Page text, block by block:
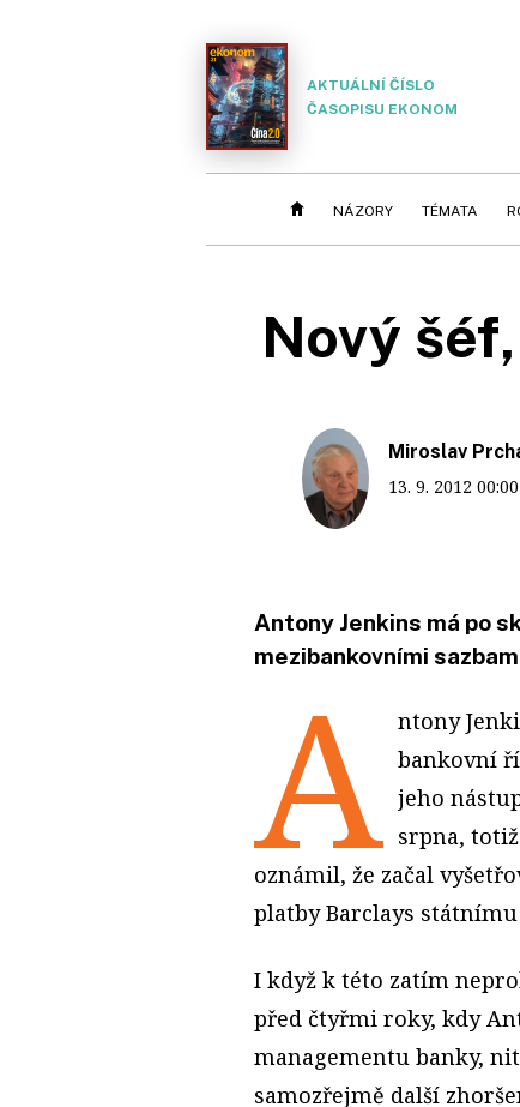
AKTUÁLNÍ ČÍSLO
ČASOPISU EKONOM
NÁZORY TÉMATA
Nový
Miroslav
13. 9. 2012 00:00
Antony Jenkins má po
mezibankovními
A ntony
bankovní
jeho
srpna,
oznámil, že začal
platby Barclays
I když k této zatím
před čtyřmi roky, kdy
managementu banky,
samozřejmě další